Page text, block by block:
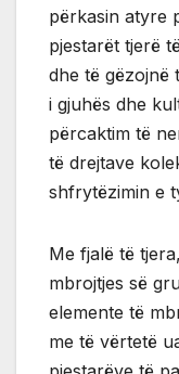
përkasin atyre
pjestarët tjerë
dhe të gëzojnë
i gjuhës dhe
përcaktim të
të drejtave
shfrytëzimin e
Me fjalë të
mbrojtjes së
elemente të
me të vërtetë